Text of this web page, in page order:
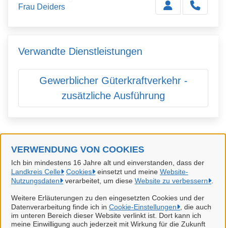
VERWENDUNG VON COOKIES
Ich bin mindestens 16 Jahre alt und einverstanden, dass der
Landkreis Celle
Cookies einsetzt und meine Website-
Nutzungsdaten
verarbeitet, um diese Website zu verbessern
Weitere Erläuterungen zu den eingesetzten Cookies und der
Datenverarbeitung finde ich in Cookie-Einstellungen
, die auch
im unteren Bereich dieser Website verlinkt ist. Dort kann ich
meine Einwilligung auch jederzeit mit Wirkung für die Zukunft
Frau Deiders
Verwandte Dienstleistungen
Gewerblicher Güterkraftverkehr -
zusätzliche Ausführung
Landkreis Celle
Alle Rechte vorbehalten
Datenschutzerklärung